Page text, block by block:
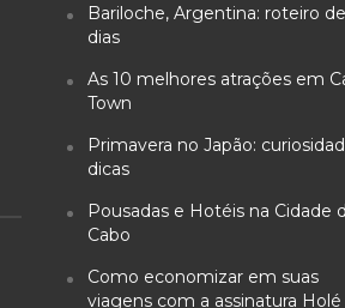
Bariloche, Argentina: roteiro
dias
As 10 melhores atrações em
Town
Primavera no Japão:
dicas
Pousadas e Hotéis na Cidade
Cabo
Como economizar em suas
viagens com a assinatura Holé